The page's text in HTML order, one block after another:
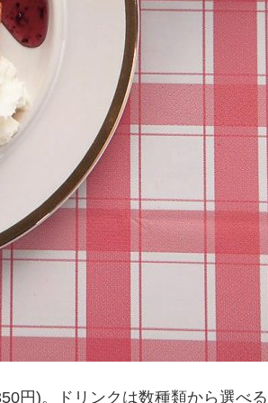
円)。ドリンクは数種類から選べ